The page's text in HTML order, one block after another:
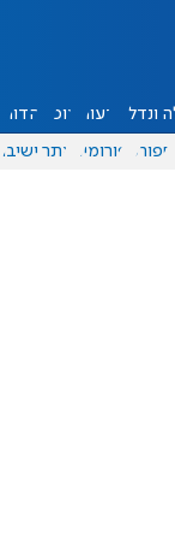
ונדל"ן דעות אוכל יהדות
ספורט פורומים אתר ישיבה